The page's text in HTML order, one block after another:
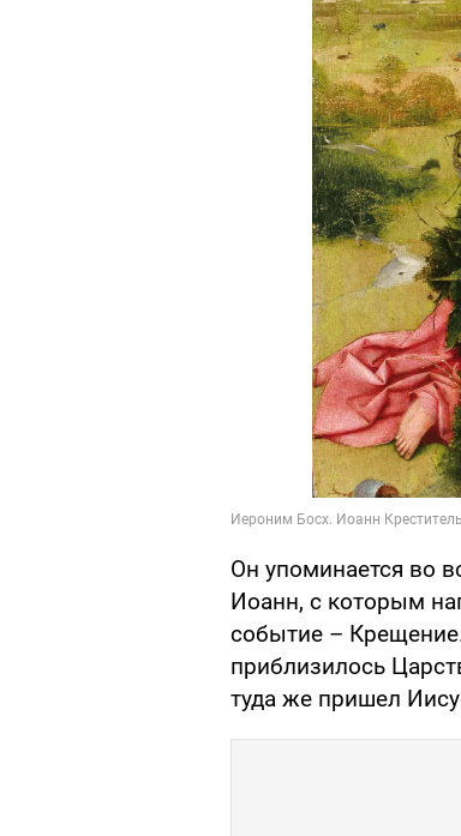
Он упоминается во
Иоанн, с которым
событие –
приблизилось
туда же пришел